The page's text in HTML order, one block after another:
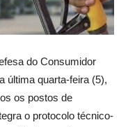
do Consumidor
última quarta-feira (5),
os postos de
o protocolo técnico-